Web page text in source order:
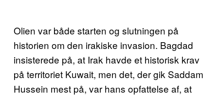
Olien var både starten og slutningen på
historien om den irakiske invasion. Bagdad
insisterede på, at Irak havde et historisk krav
på territoriet Kuwait, men det, der gik Saddam
Hussein mest på, var hans opfattelse af, at